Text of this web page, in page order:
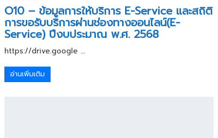
O10 – ข้อมูลการให้บริการ E-Service และสถิติ
การขอรับบริการผ่านช่องทางออนไลน์(E-
Service) ปีงบประมาณ พ.ศ. 2568
https://drive.google ...
อ่านเพิ่มเติม